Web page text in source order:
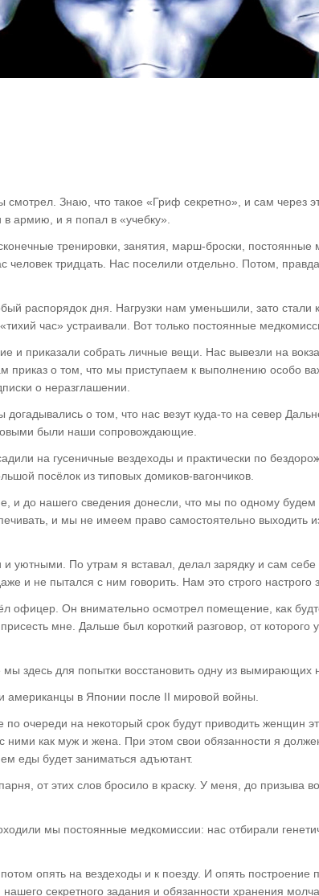
смотрел. Знаю, что такое «Гриф секретно», и сам через
армию, и я попал в «учебку».
тренировки, занятия, марш-броски,
человек тридцать. Нас поселили отдельно. Потом,
распорядок дня. Нагрузки нам уменьшили, зато стали
час» устраивали. Вот только постоянные
и приказали собрать личные вещи. Нас вывезли на
приказ о том, что мы приступаем к выполнению особо
о неразглашении.
о том, что нас везут куда-то на север
были наши сопровождающие.
на гусеничные вездеходы и практически по
посёлок из типовых домиков-вагончиков.
и до нашего сведения донесли, что мы по одному будем
и мы не имеем право самостоятельно выходить
уютными. По утрам я вставал, делал зарядку и сам себе
и не пытался с ним говорить. Нам это строго настрого
офицер. Он внимательно осмотрел помещение, как
мне. Дальше был короткий разговор, от которого
здесь для попытки восстановить одну из вымирающих
американцы в Японии после II мировой войны.
очереди на некоторый срок будут приводить женщин
ними как муж и жена. При этом свои обязанности я
еды будет заниматься адъютант.
от этих слов бросило в краску. У меня, до призыва
мы постоянные медкомиссии: нас отбирали
опять на вездеходы и к поезду. И опять построение
секретного задания и обязанности хранения